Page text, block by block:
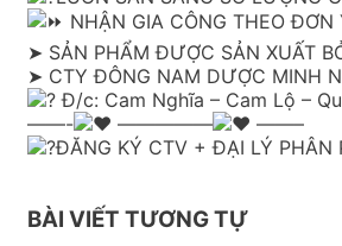
NHẬN GIA CÔNG THEO ĐƠN
➤ SẢN PHẨM ĐƯỢC SẢN XUẤT
➤ CTY ĐÔNG NAM DƯỢC MINH
Đ/c: Cam Nghĩa – Cam Lộ –
——-
—————
——–
ĐĂNG KÝ CTV + ĐẠI LÝ PHÂN
BÀI VIẾT TƯƠNG TỰ